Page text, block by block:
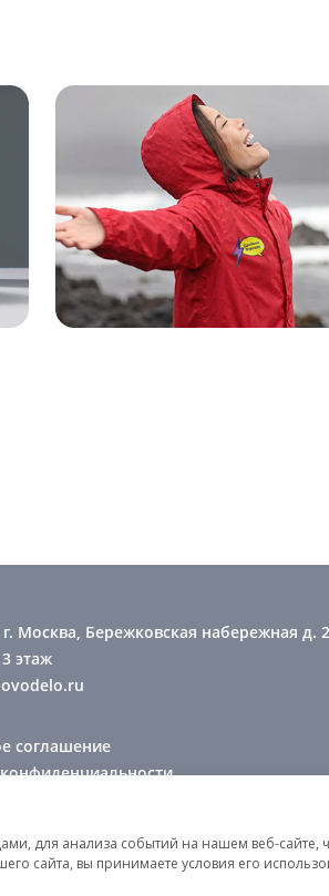
г. Москва, Бережковская набережная д.
этаж
соглашение
для анализа событий на нашем веб-сайте,
сайта, вы принимаете условия его